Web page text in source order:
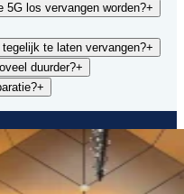
5G los vervangen worden?+
te laten vervangen?+
duurder?+
+